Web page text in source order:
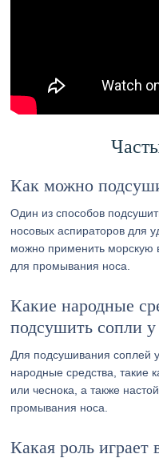
Как можно
Один из способов
носовых аспираторов для
можно применить морскую
для промывания носа.
Какие народные
подсушить сопли у
Для подсушивания соплей
народные средства, такие
или чеснока, а также
промывания носа.
Какая роль